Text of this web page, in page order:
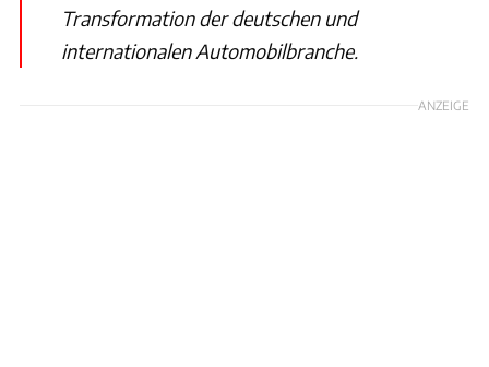
Transformation der deutschen und
internationalen Automobilbranche.
ANZEIGE